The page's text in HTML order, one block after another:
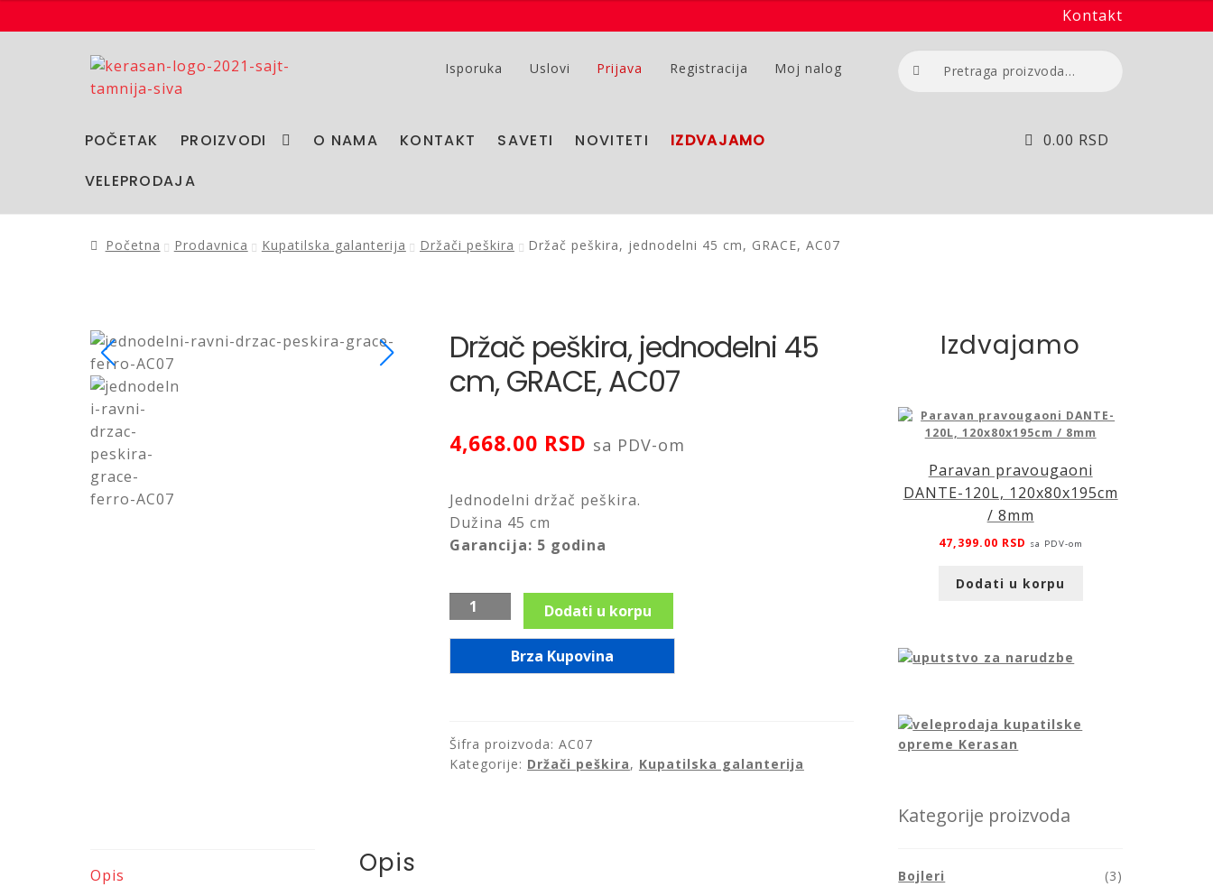
Kontakt
Preskoči
na
Skoči
na
Isporuka Uslovi Prijava Registracija Moj nalog
Pretraga
za:
POČETAK PROIZVODI O NAMA KONTAKT SAVETI NOVITETI
IZDVAJAMO
VELEPRODAJA
0.00 RSD
Početna Prodavnica Kupatilska galanterija Držači peškira Držač peškira, jednodelni 45 cm, GRACE, AC07
Držač peškira, jednodelni 45
cm, GRACE, AC07
4,668.00 RSD sa PDV-om
Jednodelni držač peškira.
Dužina 45 cm
Garancija: 5 godina
Držač
peškira,
jednodelni
45
AC07
količina
Dodati u korpu
Brza Kupovina
Šifra proizvoda: AC07
Kategorije: Držači peškira, Kupatilska galanterija
Opis Opis
Izdvajamo
Paravan pravougaoni
DANTE-120L, 120x80x195cm
/ 8mm
47,399.00 RSD sa PDV-om
Dodati u korpu
Kategorije proizvoda
Bojleri
(3)